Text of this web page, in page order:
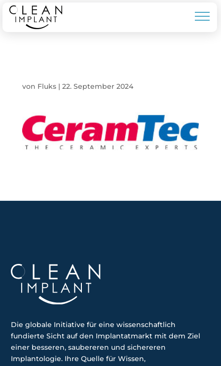
von Fluks| 22. September 2024
Die globale Initiative für eine wissenschaftlich
fundierte Sicht auf den Implantatmarkt mit dem Ziel
einer besseren, saubereren und sichereren
Implantologie. IhreQuelle für Wissen,